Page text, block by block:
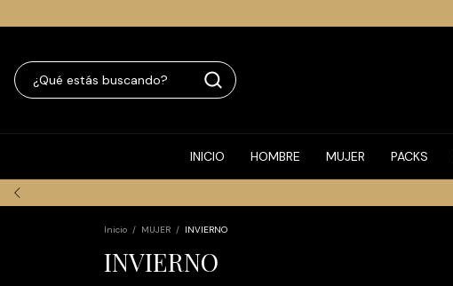
INICIO HOMBRE MUJER PACKS
Inicio / MUJER / INVIERNO
INVIERNO